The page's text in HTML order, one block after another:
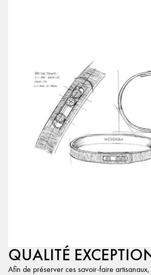
QUALITÉ
Afin de préserver ces savoir-faire